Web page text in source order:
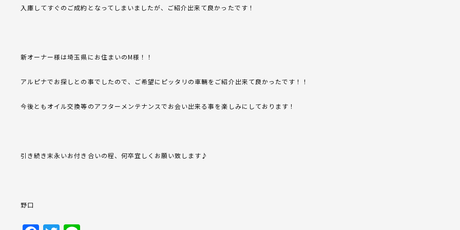
入庫してすぐのご成約となってしまいましたが、ご紹介出来て良かったです！
新オーナー様は埼玉県にお住まいのM様！！
アルピナでお探しとの事でしたので、ご希望にピッタリの車輛をご紹介出来て良かったです！！
今後ともオイル交換等のアフターメンテナンスでお会い出来る事を楽しみにしております！
引き続き末永いお付き合いの程、何卒宜しくお願い致します♪
野口